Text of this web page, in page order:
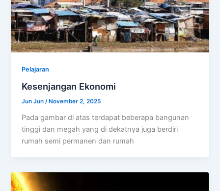
Pelajaran
Kesenjangan Ekonomi
Jun Jun /November 2, 2025
Pada gambar di atas terdapat beberapa bangunan
tinggi dan megah yang di dekatnya juga berdiri
rumah semi permanen dan rumah